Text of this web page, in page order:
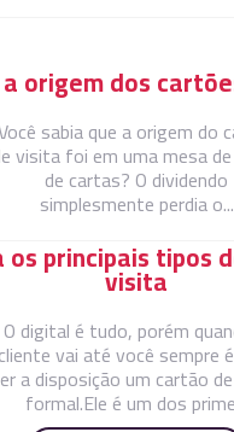
a origem dos
sabia que a origem do
visita foi em uma mesa
de cartas? O dividendo
simplesmente perdia o...
os principais tipos
visita
O digital é tudo, porém
cliente vai até você sempre
a disposição um cartão
formal.Ele é um dos